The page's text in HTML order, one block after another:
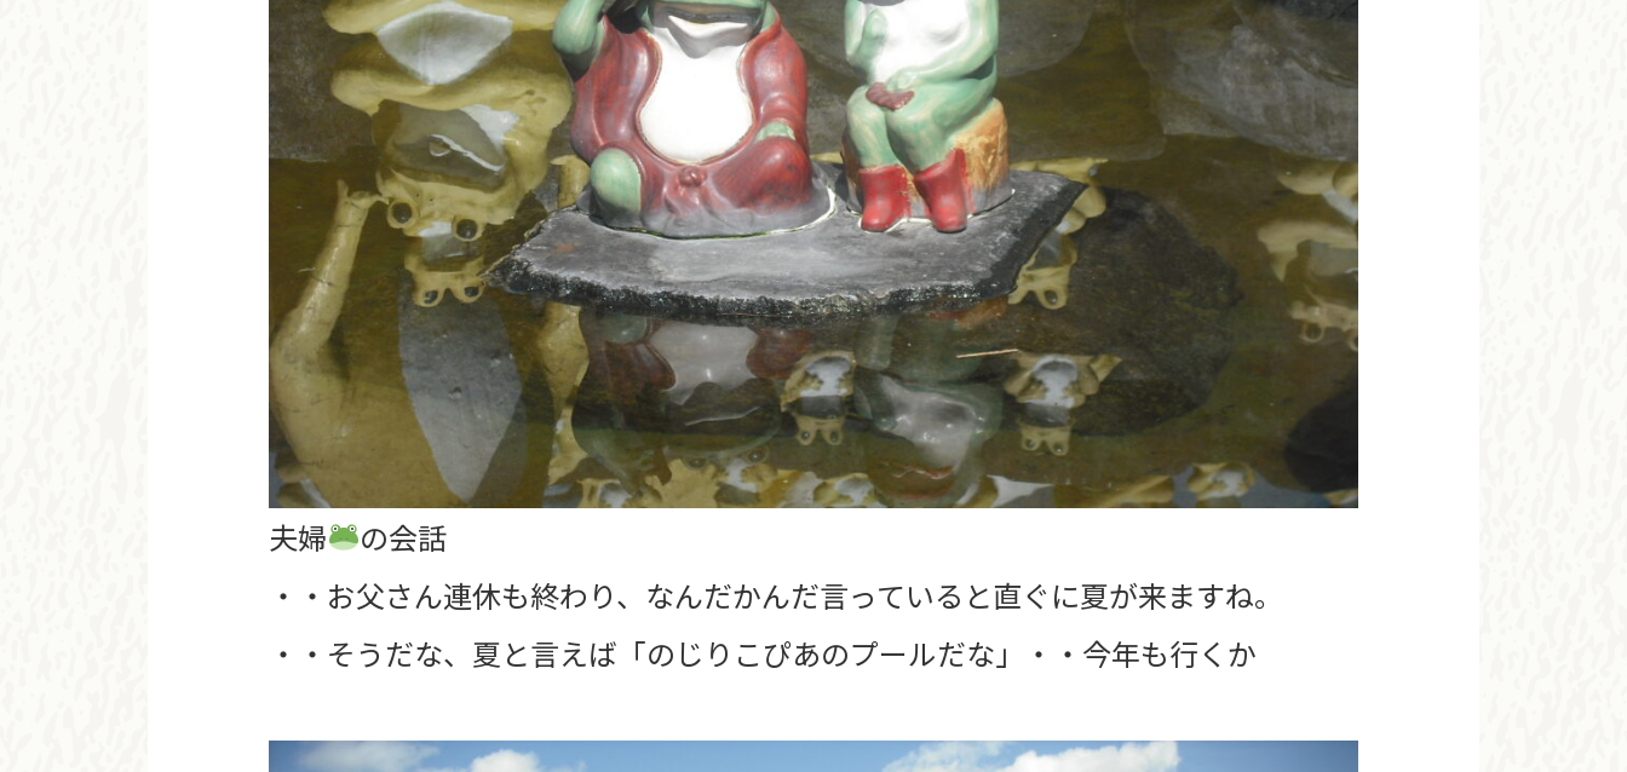
夫婦
の会話
・・お父さん連休も終わり、なんだかんだ言っていると直ぐに夏が来ますね。
・・そうだな、夏と言えば「のじりこぴあのプールだな」・・今年も行くか